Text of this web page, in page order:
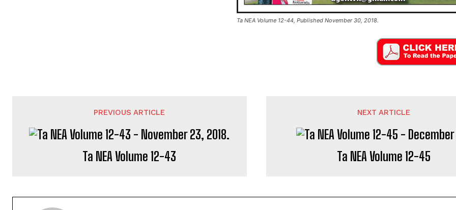
Ta NEA Volume 12-44, Published November 30, 2018.
PREVIOUS ARTICLE
Ta NEA Volume 12-43
NEXT ARTICLE
Ta NEA Volume 12-45